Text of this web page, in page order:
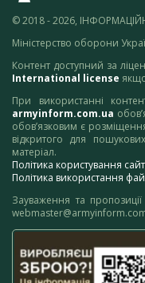
© 2018 - 2026,
Міністерство оборони
Контент доступний за
International license
При використанні
armyinform.com.ua
обов’язковим є
відкритого для
матеріал.
Політика користування
Політика використання
Зауваження та